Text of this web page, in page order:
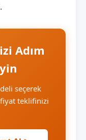
Adım
seçerek
teklifinizi